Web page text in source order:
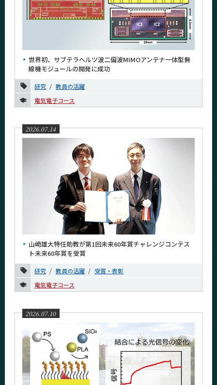
世界初、サブテラヘルツ波二偏波MIMOアンテナ一体型無
線機モジュールの開発に成功
研究
教員の活躍
電気電子コース
2026.07.14
山崎雄大特任助教が第1回未来60年賞チャレンジコンテス
ト未来60年賞を受賞
研究 教員の活躍
受賞・表彰
電気電子コース
2026.07.10
入学案内
Admissions
News 一覧
カテゴリ別
社会連携
国際交流
研究室紹介
授業紹介
受賞・表彰
イベント報告
入試情報
課程別
イベントカレンダー
サイト構成